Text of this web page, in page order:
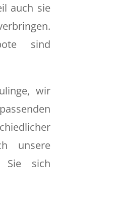
auch sie
sind
wir
unsere
Sie sich